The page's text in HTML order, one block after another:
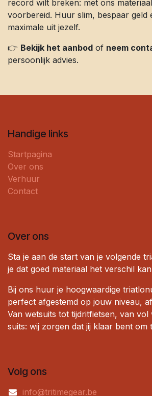
record wilt breken: met ons
voorbereid. Huur slim, bespaar geld
maximale uit jezelf.
👉 Bekijk het aanbod of neem
persoonlijk advies.
Handige links
Startpagina
Over ons
Verhuur
Contact
Over ons
Sta je aan de start van je volgende
je dat goed materiaal het verschil
Bij ons huur je hoogwaardige
perfect afgestemd op jouw niveau,
Van wetsuits tot tijdritfietsen, van
suits: wij zorgen dat jij klaar bent om
Volg ons
info@tritimegear.be